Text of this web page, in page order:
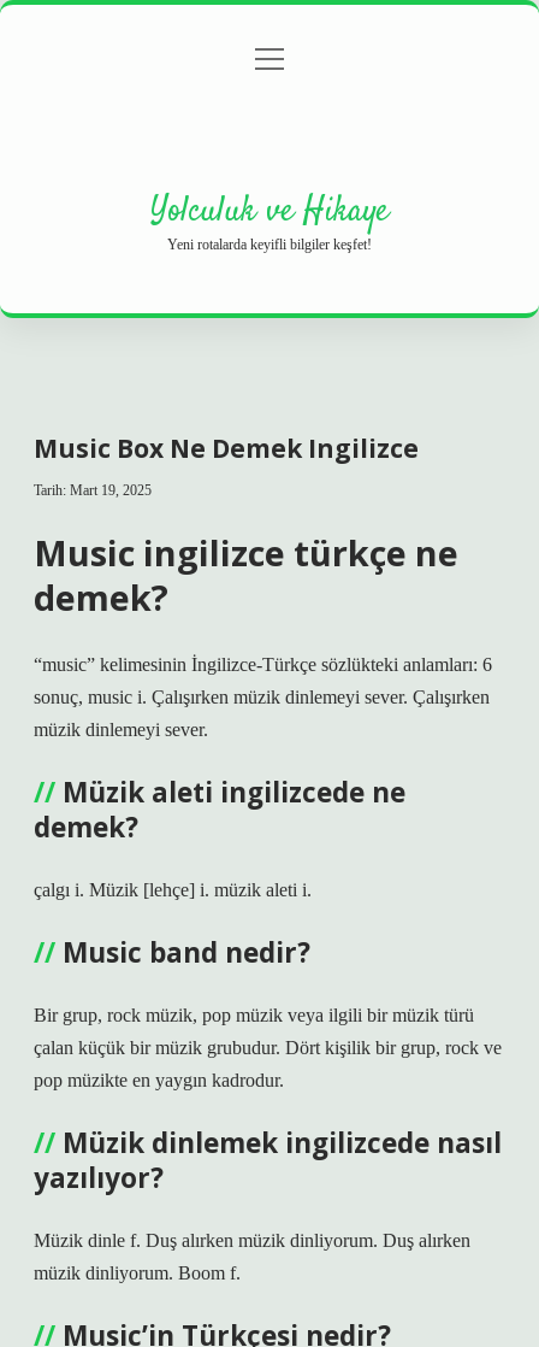
Gizlilik Politikası
menüyü
Yolculuk ve Hikaye
Yeni rotalarda keyifli bilgiler keşfet!
Music Box Ne Demek Ingilizce
Tarih: Mart 19, 2025
Music ingilizce türkçe ne
demek?
“music” kelimesinin İngilizce-Türkçe sözlükteki anlamları: 6
sonuç, music i. Çalışırken müzik dinlemeyi sever. Çalışırken
müzik dinlemeyi sever.
Müzik aleti ingilizcede ne
demek?
çalgı i. Müzik [lehçe] i. müzik aleti i.
Music band nedir?
Bir grup, rock müzik, pop müzik veya ilgili bir müzik türü
çalan küçük bir müzik grubudur. Dört kişilik bir grup, rock ve
pop müzikte en yaygın kadrodur.
Müzik dinlemek ingilizcede nasıl
yazılıyor?
Müzik dinle f. Duş alırken müzik dinliyorum. Duş alırken
müzik dinliyorum. Boom f.
Music’in Türkçesi nedir?